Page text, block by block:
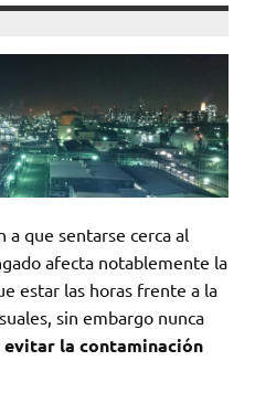
a que sentarse cerca al
afecta notablemente la
estar las horas frente a la
sin embargo nunca
evitar la contaminación